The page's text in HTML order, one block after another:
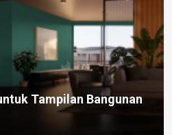
Tampilan Bangunan